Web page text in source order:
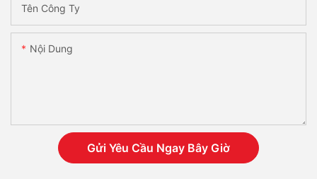
Tên Công Ty
Nội Dung
Gửi Yêu Cầu Ngay Bây Giờ